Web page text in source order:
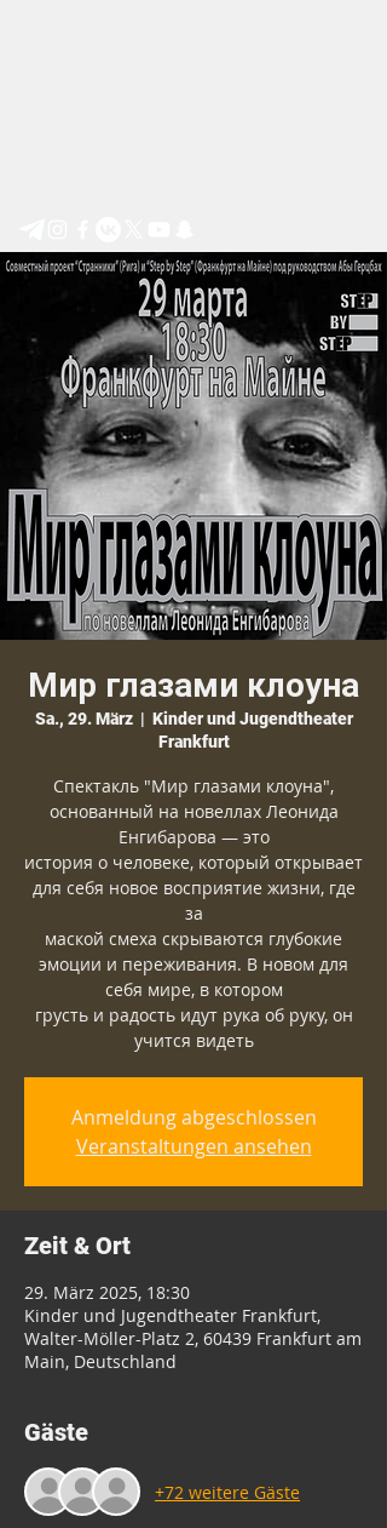
Мир глазами клоуна
Sa., 29. März
  |
Kinder und Jugendtheater
Frankfurt
Спектакль "Мир глазами клоуна",
основанный на новеллах Леонида
Енгибарова — это
история о человеке, который открывает
для себя новое восприятие жизни, где
за
маской смеха скрываются глубокие
эмоции и переживания. В новом для
себя мире, в котором
грусть и радость идут рука об руку, он
учится видеть
Anmeldung abgeschlossen
Veranstaltungen ansehen
Zeit & Ort
29. März 2025, 18:30
Kinder und Jugendtheater Frankfurt,
Walter-Möller-Platz 2, 60439 Frankfurt am
Main, Deutschland
Gäste
+72 weitere Gäste